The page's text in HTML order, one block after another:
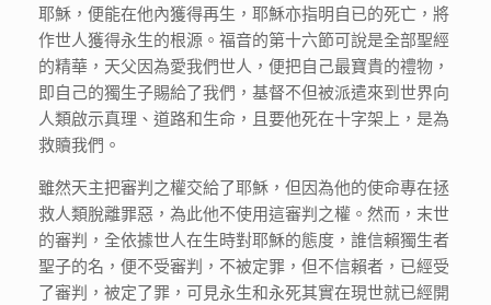
耶穌，便能在他內獲得再生，耶穌亦指明自已的死亡，將
作世人獲得永生的根源。福音的第十六節可說是全部聖經
的精華，天父因為愛我們世人，便把自己最寶貴的禮物，
即自己的獨生子賜給了我們，基督不但被派遣來到世界向
人類啟示真理、道路和生命，且要他死在十字架上，是為
救贖我們。
雖然天主把審判之權交給了耶穌，但因為他的使命專在拯
救人類脫離罪惡，為此他不使用這審判之權。然而，末世
的審判，全依據世人在生時對耶穌的態度，誰信賴獨生者
聖子的名，便不受審判，不被定罪，但不信賴者，已經受
了審判，被定了罪，可見永生和永死其實在現世就已經開